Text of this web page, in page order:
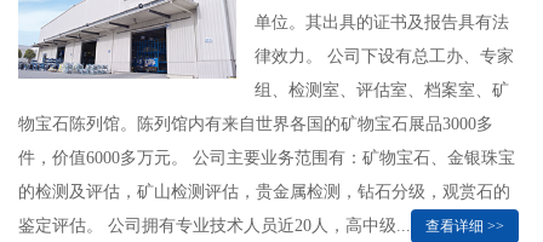
单位。其出具的证书及报告具有法
律效力。 公司下设有总工办、专家
组、检测室、评估室、档案室、矿
物宝石陈列馆。陈列馆内有来自世界各国的矿物宝石展品3000多
件，价值6000多万元。 公司主要业务范围有：矿物宝石、金银珠宝
的检测及评估，矿山检测评估，贵金属检测，钻石分级，观赏石的
鉴定评估。 公司拥有专业技术人员近20人，高中级...
查看详细 >>